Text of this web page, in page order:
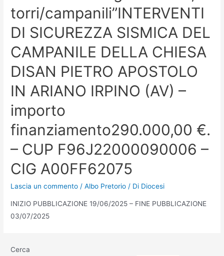
torri/campanili”INTERVENTI
DI SICUREZZA SISMICA DEL
CAMPANILE DELLA CHIESA
DISAN PIETRO APOSTOLO
IN ARIANO IRPINO (AV) –
importo
finanziamento290.000,00 €.
– CUP F96J22000090006 –
CIG A00FF62075
Lascia un commento /Albo Pretorio / Di Diocesi
INIZIO PUBBLICAZIONE 19/06/2025 – FINE PUBBLICAZIONE
03/07/2025
Cerca